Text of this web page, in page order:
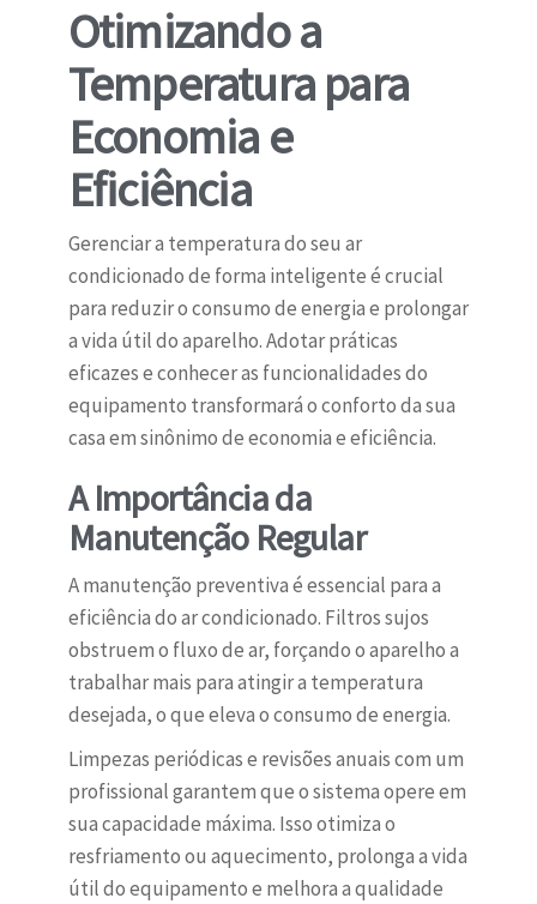
Otimizando a
Temperatura para
Economia e
Eficiência
Gerenciar a temperatura do seu ar
condicionado de forma inteligente é crucial
para reduzir o consumo de energia e prolongar
a vida útil do aparelho. Adotar práticas
eficazes e conhecer as funcionalidades do
equipamento transformará o conforto da sua
casa em sinônimo de economia e eficiência.
A Importância da
Manutenção Regular
A manutenção preventiva é essencial para a
eficiência do ar condicionado. Filtros sujos
obstruem o fluxo de ar, forçando o aparelho a
trabalhar mais para atingir a temperatura
desejada, o que eleva o consumo de energia.
Limpezas periódicas e revisões anuais com um
profissional garantem que o sistema opere em
sua capacidade máxima. Isso otimiza o
resfriamento ou aquecimento, prolonga a vida
útil do equipamento e melhora a qualidade